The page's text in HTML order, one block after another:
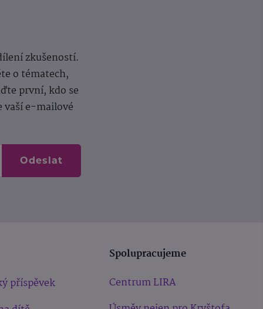
zkušeností.
o tématech,
první, kdo se
vaší e-mailové
Odeslat
příspěvek
Spolupracujeme
Centrum LIRA